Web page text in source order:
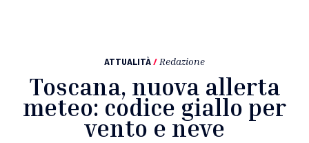
ATTUALITÀ/ Redazione
Toscana, nuova allerta
meteo: codice giallo per
vento e neve